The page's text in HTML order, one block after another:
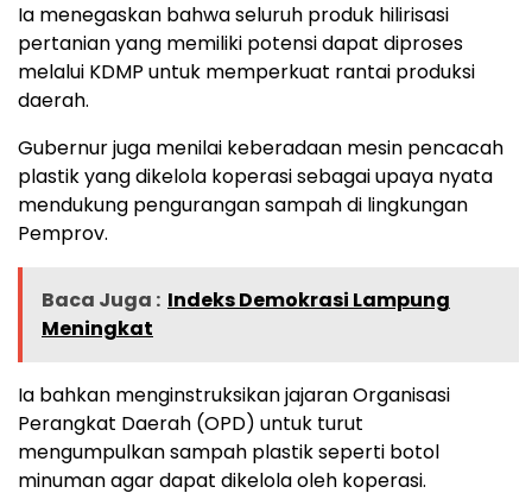
Ia menegaskan bahwa seluruh produk hilirisasi
pertanian yang memiliki potensi dapat diproses
melalui KDMP untuk memperkuat rantai produksi
daerah.
Gubernur juga menilai keberadaan mesin pencacah
plastik yang dikelola koperasi sebagai upaya nyata
mendukung pengurangan sampah di lingkungan
Pemprov.
Baca Juga : Indeks Demokrasi Lampung
Meningkat
Ia bahkan menginstruksikan jajaran Organisasi
Perangkat Daerah (OPD) untuk turut
mengumpulkan sampah plastik seperti botol
minuman agar dapat dikelola oleh koperasi.